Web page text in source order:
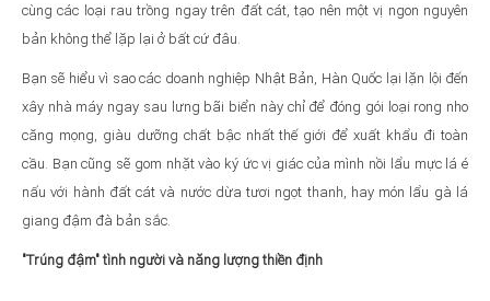
cùng các loại rau trồng ngay trên đất cát, tạo nên một vị ngon nguyên
bản không thể lặp lại ở bất cứ đâu.
Bạn sẽ hiểu vì sao các doanh nghiệp Nhật Bản, Hàn Quốc lại lặn lội đến
xây nhà máy ngay sau lưng bãi biển này chỉ để đóng gói loại rong nho
căng mọng, giàu dưỡng chất bậc nhất thế giới để xuất khẩu đi toàn
cầu. Bạn cũng sẽ gom nhặt vào ký ức vị giác của mình nồi lẩu mực lá é
nấu với hành đất cát và nước dừa tươi ngọt thanh, hay món lẩu gà lá
giang đậm đà bản sắc.
"Trúng đậm" tình người và năng lượng thiền định